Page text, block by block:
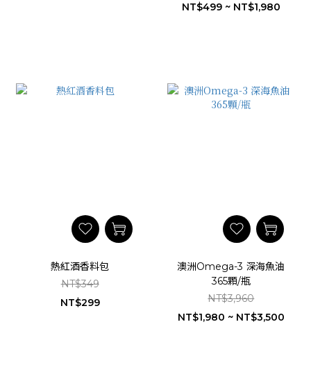
NT$499 ~ NT$1,980
熱紅酒香料包
NT$349
NT$299
澳洲Omega-3 深海魚油
365顆/瓶
NT$3,960
NT$1,980 ~ NT$3,500